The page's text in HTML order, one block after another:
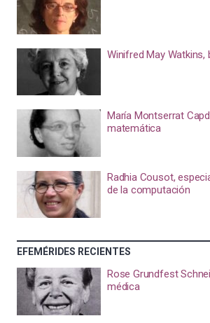
Winifred May Watkins,
María Montserrat
matemática
Radhia Cousot,
de la computación
EFEMÉRIDES RECIENTES
Rose Grundfest
médica